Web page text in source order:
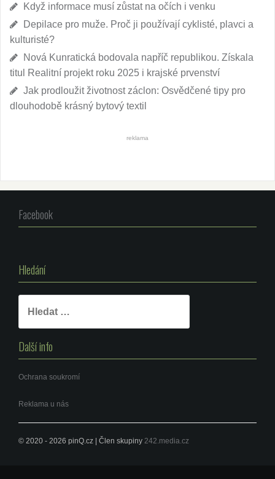
Když informace musí zůstat na očích i venku
Depilace pro muže. Proč ji používají cyklisté, plavci a
kulturisté?
Nová Kunratická bodovala napříč republikou. Získala
titul Realitní projekt roku 2025 i krajské prvenství
Jak prodloužit životnost záclon: Osvědčené tipy pro
dlouhodobě krásný bytový textil
reklama
Facebook
Hledání
Další info
Ochrana soukromí
Reklama u nás
© 2020 - 2026 pinQ.cz | Člen skupiny 242.media.cz